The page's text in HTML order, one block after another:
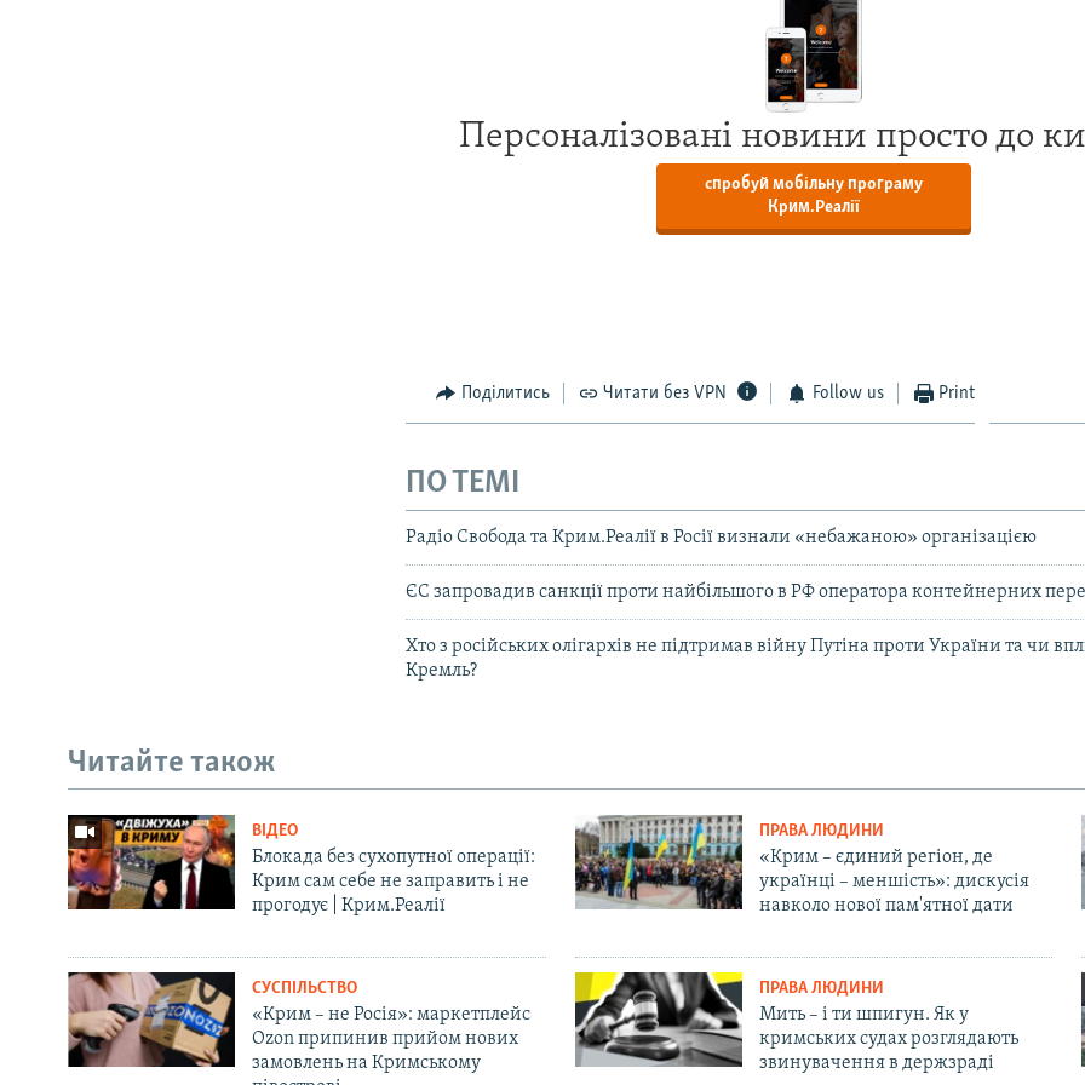
Персоналізовані новини просто до
спробуй мобільну програму
Крим.Реалії
Поділитись Читати без VPN Follow us Print
ПО ТЕМІ
Радіо Свобода та Крим.Реалії в Росії визнали «небажаною» організацією
ЄС запровадив санкції проти найбільшого в РФ оператора контейнерних
Хто з російських олігархів не підтримав війну Путіна проти України та чи
Кремль?
Читайте також
ВІДЕО
Блокада без сухопутної операції:
Крим сам себе не заправить і не
прогодує | Крим.Реалії
ПРАВА ЛЮДИНИ
«Крим – єдиний регіон, де
українці – меншість»: дискусія
навколо нової пам'ятної дати
СУСПІЛЬСТВО
«Крим – не Росія»: маркетплейс
Ozon припинив прийом нових
замовлень на Кримському
ПРАВА ЛЮДИНИ
Мить – і ти шпигун. Як у
кримських судах розглядають
звинувачення в держзраді